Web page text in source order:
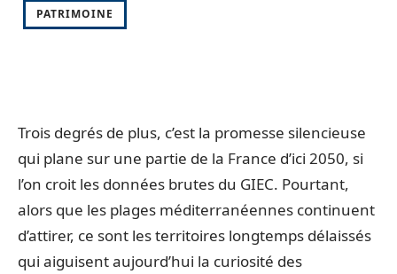
PATRIMOINE
Trois degrés de plus, c’est la promesse silencieuse
qui plane sur une partie de la France d’ici 2050, si
l’on croit les données brutes du GIEC. Pourtant,
alors que les plages méditerranéennes continuent
d’attirer, ce sont les territoires longtemps délaissés
qui aiguisent aujourd’hui la curiosité des